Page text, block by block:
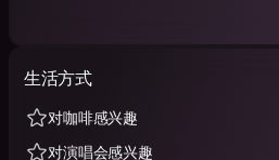
生活方式
对咖啡感兴趣
对演唱会感兴趣